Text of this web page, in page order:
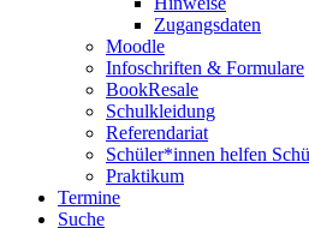
Zugangsdaten
Moodle
Infoschriften & Formulare
BookResale
Schulkleidung
Referendariat
Schüler*innen helfen
Praktikum
Termine
Suche